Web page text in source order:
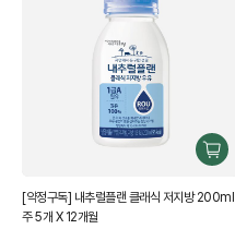
구
하
[약정구독] 내추럴플랜 클래식 저지방 200ml
주 5개 X 12개월